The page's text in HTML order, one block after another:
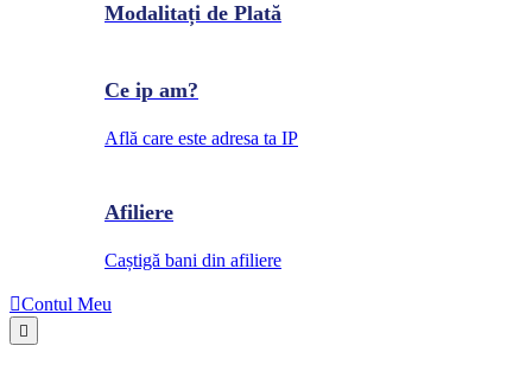
Modalitați de Plată
Ce ip am?
Află care este adresa ta IP
Afiliere
Caștigă bani din afiliere
Contul Meu